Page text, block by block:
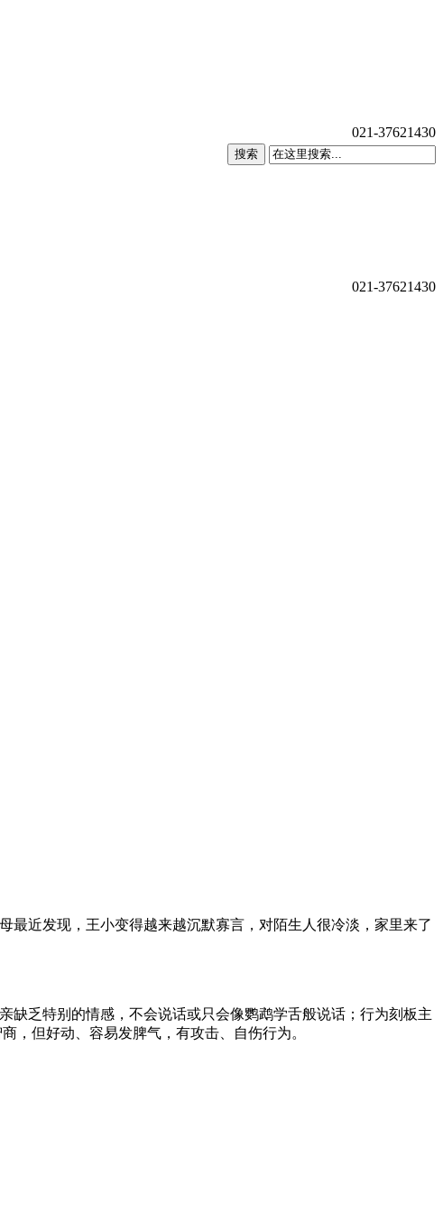
021-37621430
搜索
021-37621430
近发现，王小变得越来越沉默寡言，对陌生人很冷淡，家里来了
乏特别的情感，不会说话或只会像鹦鹉学舌般说话；行为刻板主
，但好动、容易发脾气，有攻击、自伤行为。